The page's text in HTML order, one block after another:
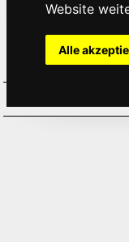
Website
Alle